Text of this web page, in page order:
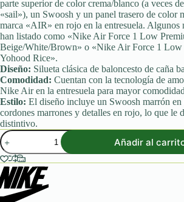
parte superior de color crema/blanco (a veces
«sail»), un Swoosh y un panel trasero de color
marca «AIR» en rojo en la entresuela. Algunos
han listado como «Nike Air Force 1 Low
Beige/White/Brown» o «Nike Air Force 1 Low
Yohood Rice».
Diseño: Silueta clásica de baloncesto de caña
Comodidad: Cuentan con la tecnología de
Nike Air en la entresuela para mayor
Estilo: El diseño incluye un Swoosh marrón en
cordones marrones y detalles en rojo, lo que le
distintivo.
Air
Force
1
Low
Brown
(Caja/8Pares)
cantidad
Añadir al